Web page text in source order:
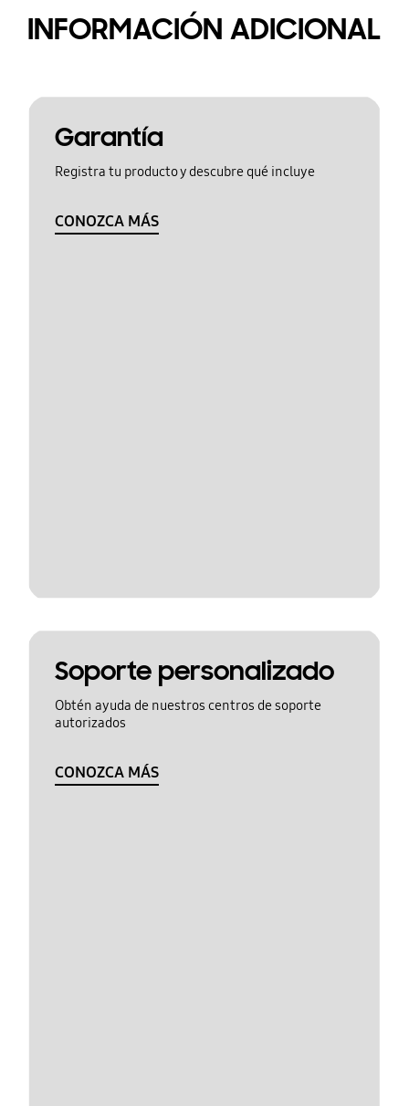
INFORMACIÓN ADICIONAL
Garantía
Registra tu producto y descubre qué incluye
CONOZCA MÁS
Soporte personalizado
Obtén ayuda de nuestros centros de soporte
autorizados
CONOZCA MÁS